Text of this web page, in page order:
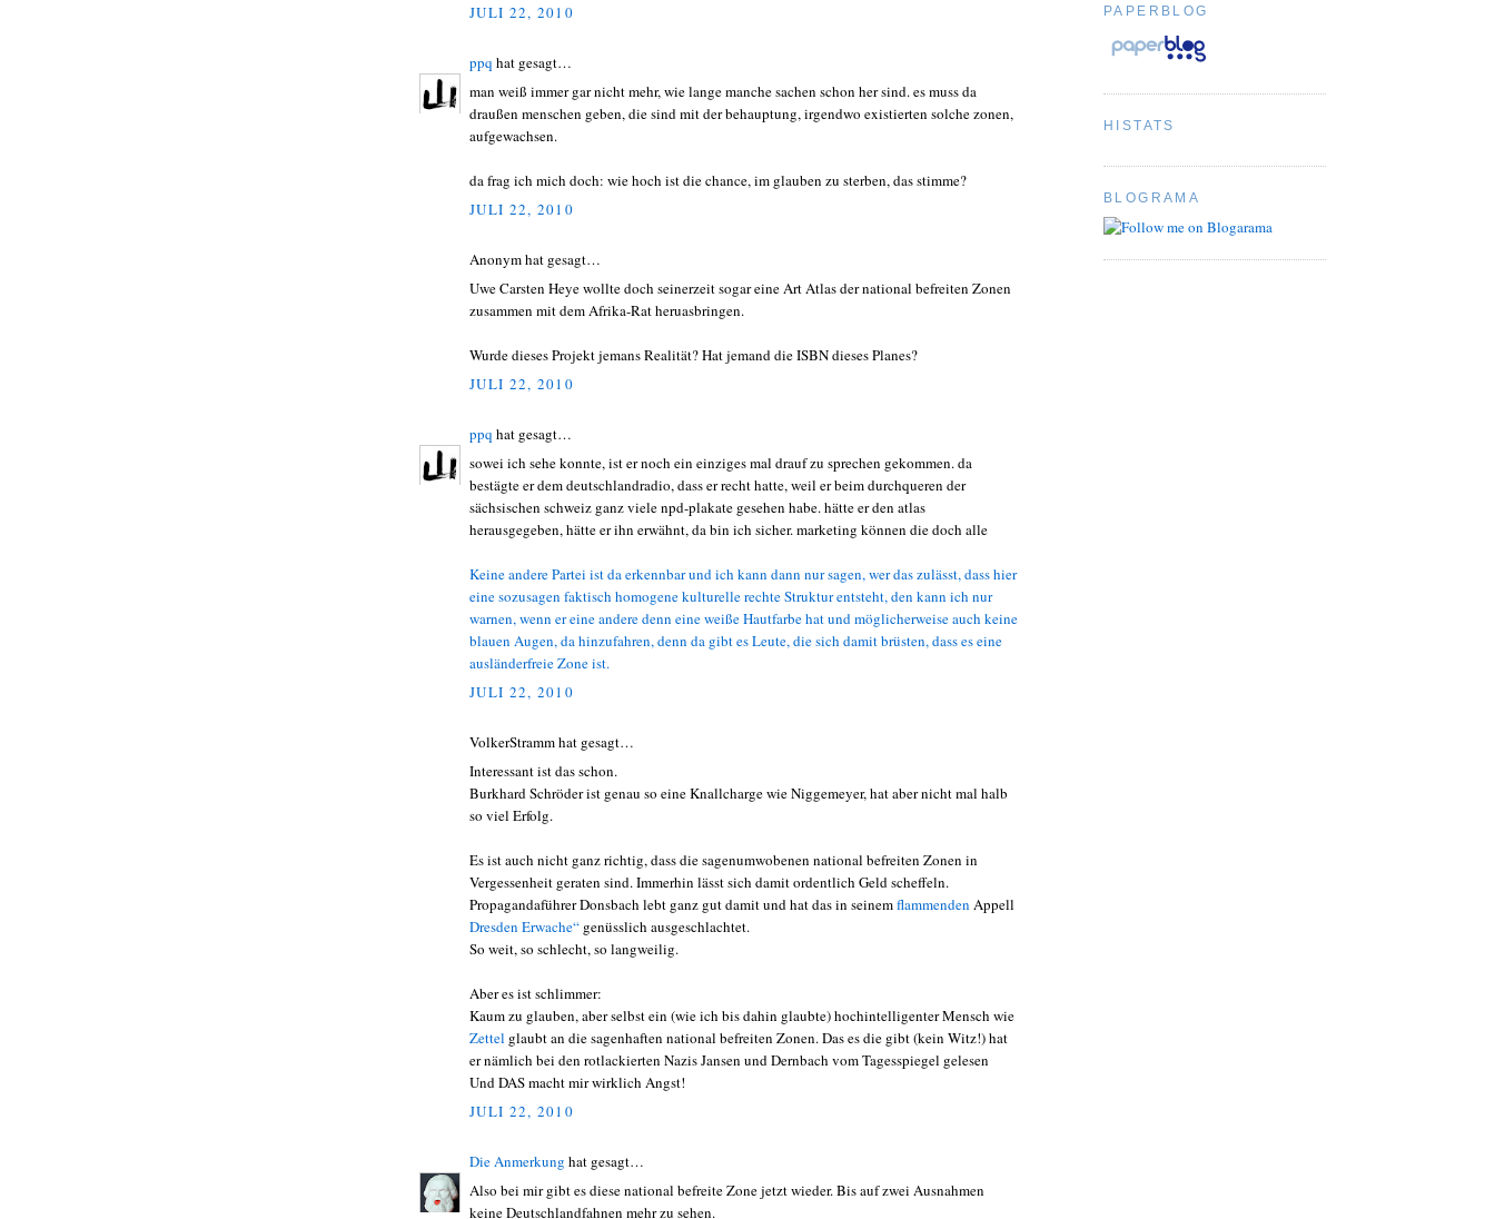
JULI 22, 2010
ppq hat gesagt…
man weiß immer gar nicht mehr, wie lange manche sachen schon her sind. es muss da
draußen menschen geben, die sind mit der behauptung, irgendwo existierten solche zonen,
aufgewachsen.
da frag ich mich doch: wie hoch ist die chance, im glauben zu sterben, das stimme?
JULI 22, 2010
Anonym hat gesagt…
Uwe Carsten Heye wollte doch seinerzeit sogar eine Art Atlas der national befreiten Zonen
zusammen mit dem Afrika-Rat heruasbringen.
Wurde dieses Projekt jemans Realität? Hat jemand die ISBN dieses Planes?
JULI 22, 2010
ppq hat gesagt…
sowei ich sehe konnte, ist er noch ein einziges mal drauf zu sprechen gekommen. da
bestägte er dem deutschlandradio, dass er recht hatte, weil er beim durchqueren der
sächsischen schweiz ganz viele npd-plakate gesehen habe. hätte er den atlas
herausgegeben, hätte er ihn erwähnt, da bin ich sicher. marketing können die doch alle
Keine andere Par­tei ist da erkenn­bar und ich kann dann nur sagen, wer das zulässt, dass hier
eine sozu­sa­gen fak­tisch homo­gene kul­tu­relle rechte Struk­tur ent­steht, den kann ich nur
war­nen, wenn er eine andere denn eine weiße Haut­farbe hat und mög­li­cher­weise auch keine
blauen Augen, da hin­zu­fah­ren, denn da gibt es Leute, die sich damit brüs­ten, dass es eine
aus­län­der­freie Zone ist.
JULI 22, 2010
VolkerStramm hat gesagt…
Interessant ist das schon.
Burkhard Schröder ist genau so eine Knallcharge wie Niggemeyer, hat aber nicht mal halb
so viel Erfolg.
Es ist auch nicht ganz richtig, dass die sagenumwobenen national befreiten Zonen in
Vergessenheit geraten sind. Immerhin lässt sich damit ordentlich Geld scheffeln.
Propagandaführer Donsbach lebt ganz gut damit und hat das in seinemflammenden Appell
Dresden Erwache“ genüsslich ausgeschlachtet.
So weit, so schlecht, so langweilig.
Aber es ist schlimmer:
Kaum zu glauben, aber selbst ein (wie ich bis dahin glaubte) hochintelligenter Mensch wie
Zettel glaubt an die sagenhaften national befreiten Zonen. Das es die gibt (kein Witz!) hat
er nämlich bei den rotlackierten Nazis Jansen und Dernbach vom Tagesspiegel gelesen
Und DAS macht mir wirklich Angst!
JULI 22, 2010
Die Anmerkung hat gesagt…
Also bei mir gibt es diese national befreite Zone jetzt wieder. Bis auf zwei Ausnahmen
keine Deutschlandfahnen mehr zu sehen.
PAPERBLOG
HISTATS
BLOGRAMA